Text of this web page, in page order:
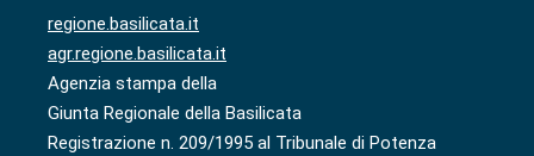
regione.basilicata.it
agr.regione.basilicata.it
Agenzia stampa della
Giunta Regionale della Basilicata
Registrazione n. 209/1995 al Tribunale di Potenza